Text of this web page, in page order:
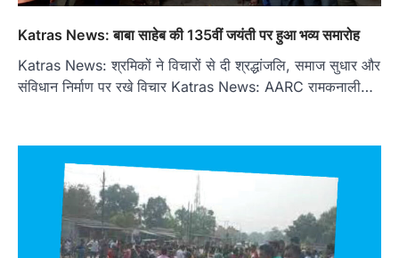
Katras News: बाबा साहेब की 135वीं जयंती पर हुआ भव्य समारोह
Katras News: श्रमिकों ने विचारों से दी श्रद्धांजलि, समाज सुधार और
संविधान निर्माण पर रखे विचार Katras News: AARC रामकनाली…